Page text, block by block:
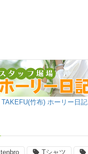
TAKEFU(竹布) ホーリー日記
tenbro Tシャツ